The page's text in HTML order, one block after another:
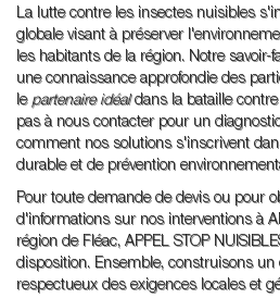
La lutte contre les insectes nuisibles
globale visant à préserver
les habitants de la région. Notre savoir-
une connaissance approfondie des
le partenaire idéaldans la bataille
pas à nous contacter pour un
comment nos solutions s'inscrivent
durable et de prévention
Pour toute demande de devis ou pour
d'informations sur nos interventions à
région de Fléac, APPEL STOP
disposition. Ensemble, construisons
respectueux des exigences locales et